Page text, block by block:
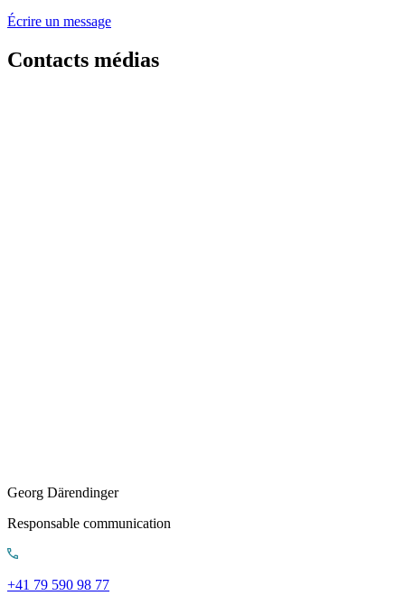
Écrire un message
Contacts médias
Georg Därendinger
Responsable communication
+41 79 590 98 77